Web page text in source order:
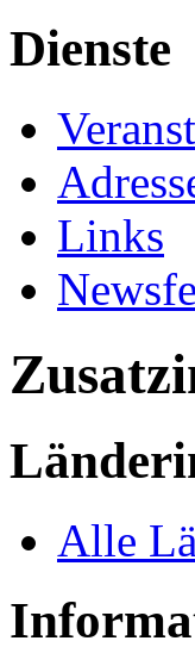
Dienste
Links
Alle